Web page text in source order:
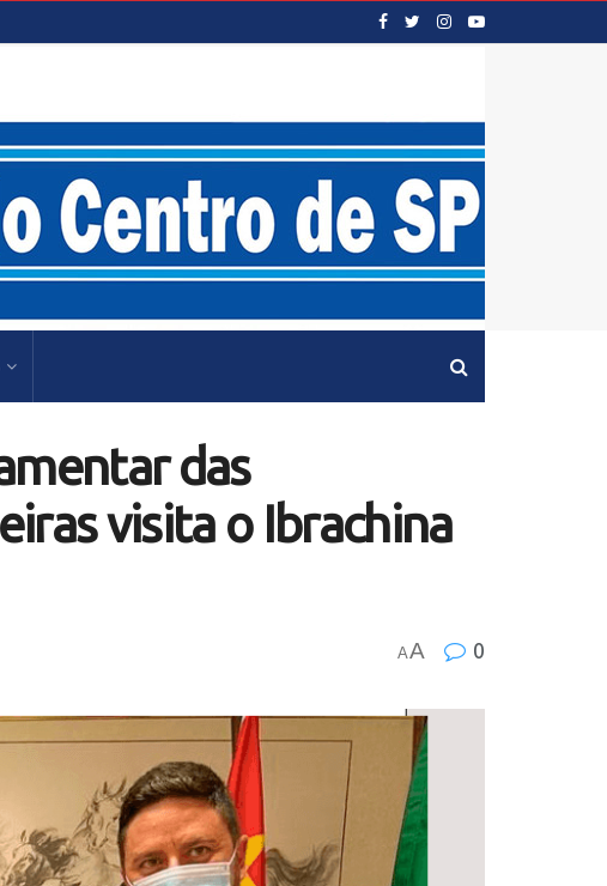
das
visita o Ibrachina
AA 0